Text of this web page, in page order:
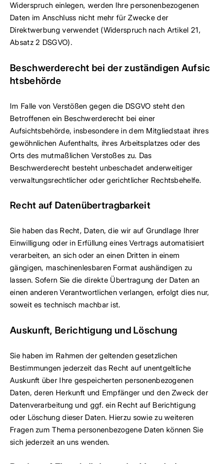
Widerspruch einlegen, werden Ihre personenbezogenen
Daten im Anschluss nicht mehr für Zwecke der
Direktwerbung verwendet (Widerspruch nach Artikel 21,
Absatz 2 DSGVO).
Beschwerde­recht bei der zuständigen Aufsic
hts­behörde
Im Falle von Verstößen gegen die DSGVO steht den
Betroffenen ein Beschwerderecht bei einer
Aufsichtsbehörde, insbesondere in dem Mitgliedstaat ihres
gewöhnlichen Aufenthalts, ihres Arbeitsplatzes oder des
Orts des mutmaßlichen Verstoßes zu. Das
Beschwerderecht besteht unbeschadet anderweitiger
verwaltungsrechtlicher oder gerichtlicher Rechtsbehelfe.
Recht auf Daten­übertrag­barkeit
Sie haben das Recht, Daten, die wir auf Grundlage Ihrer
Einwilligung oder in Erfüllung eines Vertrags automatisiert
verarbeiten, an sich oder an einen Dritten in einem
gängigen, maschinenlesbaren Format aushändigen zu
lassen. Sofern Sie die direkte Übertragung der Daten an
einen anderen Verantwortlichen verlangen, erfolgt dies nur,
soweit es technisch machbar ist.
Auskunft, Berichtigung und Löschung
Sie haben im Rahmen der geltenden gesetzlichen
Bestimmungen jederzeit das Recht auf unentgeltliche
Auskunft über Ihre gespeicherten personenbezogenen
Daten, deren Herkunft und Empfänger und den Zweck der
Datenverarbeitung und ggf. ein Recht auf Berichtigung
oder Löschung dieser Daten. Hierzu sowie zu weiteren
Fragen zum Thema personenbezogene Daten können Sie
sich jederzeit an uns wenden.